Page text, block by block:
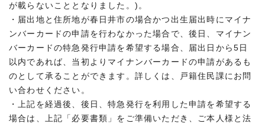
が載らないこととなりました。)。
・届出地と住所地が春日井市の場合かつ出生届出時にマイナ
ンバーカードの申請を行わなかった場合で、後日、マイナン
バーカードの特急発行申請を希望する場合、届出日から5日
以内であれば、当初よりマイナンバーカードの申請があるも
のとして承ることができます。詳しくは、戸籍住民課にお問
い合わせください。
・上記を経過後、後日、特急発行を利用した申請を希望する
場合は、上記「必要書類」をご準備いただき、ご本人様と法